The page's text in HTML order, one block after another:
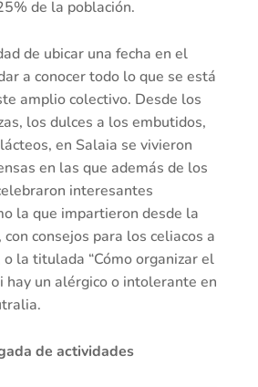
de la población.
de ubicar una fecha en el
a conocer todo lo que se está
amplio colectivo. Desde los
los dulces a los embutidos,
en Salaia se vivieron
en las que además de los
interesantes
la que impartieron desde la
consejos para los celiacos a
la titulada “Cómo organizar el
hay un alérgico o intolerante en
de actividades